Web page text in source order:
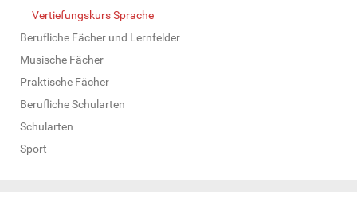
Vertiefungskurs Sprache
Berufliche Fächer und Lernfelder
Musische Fächer
Praktische Fächer
Berufliche Schularten
Schularten
Sport